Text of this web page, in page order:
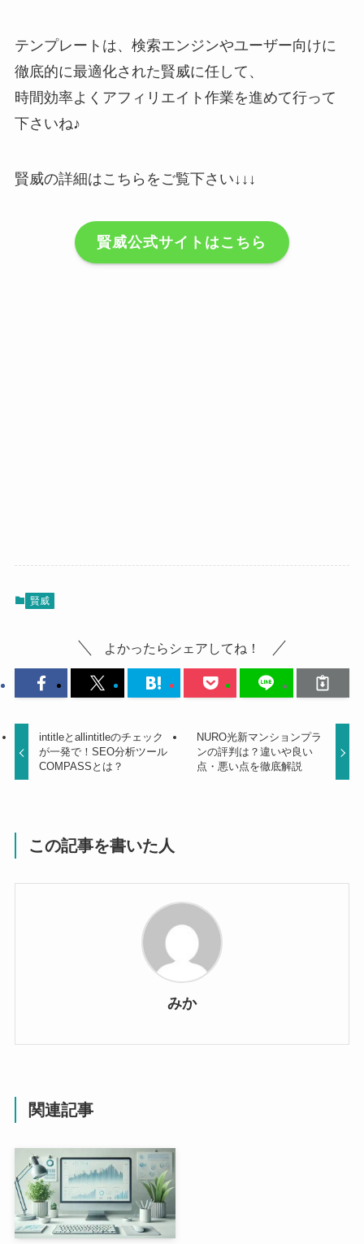
テンプレートは、検索エンジンやユーザー向けに
徹底的に最適化された賢威に任して、
時間効率よくアフィリエイト作業を進めて行って
下さいね♪
賢威の詳細はこちらをご覧下さい↓↓↓
賢威公式サイトはこちら
賢威
よかったらシェアしてね！
intitleとallintitleのチェック
が一発で！SEO分析ツール
COMPASSとは？
NURO光新マンションプラ
ンの評判は？違いや良い
点・悪い点を徹底解説
この記事を書いた人
みか
関連記事